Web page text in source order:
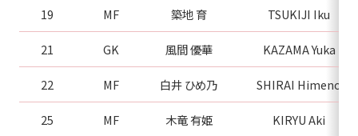
19 MF 築地 育 TSUKIJI Iku
21 GK 風間 優華 KAZAMA Yuka
22 MF 白井 ひめ乃 SHIRAI Himeno
25 MF 木竜 有姫 KIRYU Aki